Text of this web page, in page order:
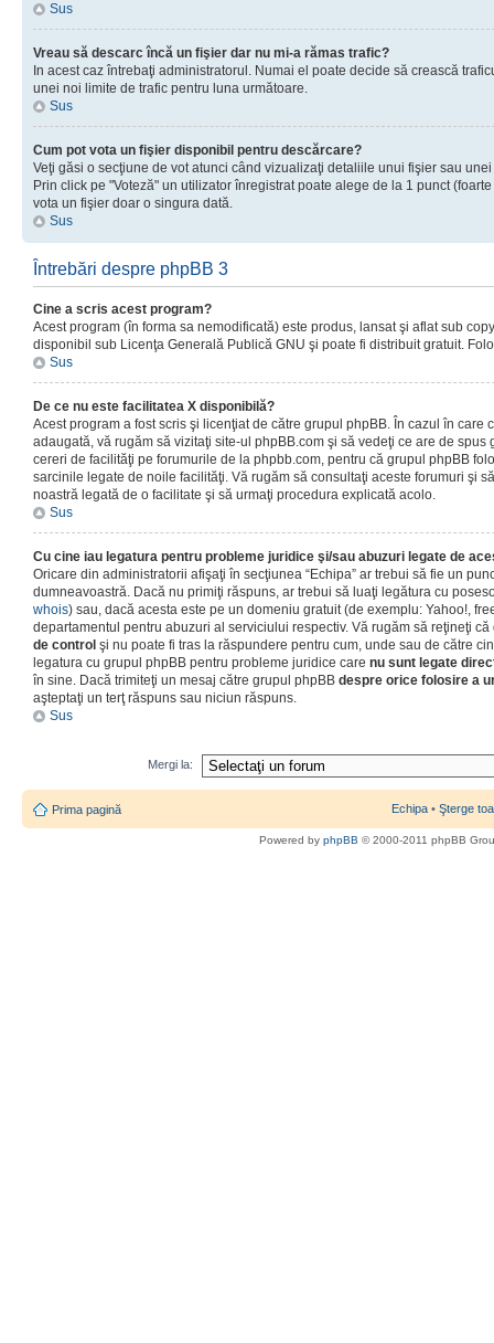
Sus
Vreau să descarc încă un fişier dar nu mi-a rămas trafic?
In acest caz întrebaţi administratorul. Numai el poate decide să crească
unei noi limite de trafic pentru luna următoare.
Sus
Cum pot vota un fişier disponibil pentru descărcare?
Veţi găsi o secţiune de vot atunci când vizualizaţi detaliile unui fişier sau
Prin click pe "Voteză" un utilizator înregistrat poate alege de la 1 punct
vota un fişier doar o singura dată.
Sus
Întrebări despre phpBB 3
Cine a scris acest program?
Acest program (în forma sa nemodificată) este produs, lansat şi aflat sub
disponibil sub Licenţa Generală Publică GNU şi poate fi distribuit gratuit.
Sus
De ce nu este facilitatea X disponibilă?
Acest program a fost scris şi licenţiat de către grupul phpBB. În cazul în care
adaugată, vă rugăm să vizitaţi site-ul phpBB.com şi să vedeţi ce are de
cereri de facilităţi pe forumurile de la phpbb.com, pentru că grupul phpBB
sarcinile legate de noile facilităţi. Vă rugăm să consultaţi aceste forumuri şi
noastră legată de o facilitate şi să urmaţi procedura explicată acolo.
Sus
Cu cine iau legatura pentru probleme juridice şi/sau abuzuri legate de
Oricare din administratorii afişaţi în secţiunea “Echipa” ar trebui să fie un
dumneavoastră. Dacă nu primiţi răspuns, ar trebui să luaţi legătura cu
whois) sau, dacă acesta este pe un domeniu gratuit (de exemplu: Yahoo!,
departamentul pentru abuzuri al serviciului respectiv. Vă rugăm să reţineţi
de control şi nu poate fi tras la răspundere pentru cum, unde sau de către
legatura cu grupul phpBB pentru probleme juridice care nu sunt legate
în sine. Dacă trimiteţi un mesaj către grupul phpBB despre orice folosire a
aşteptaţi un terţ răspuns sau niciun răspuns.
Sus
Mergi la:
Prima pagină Echipa • Şterge
Powered by phpBB © 2000-2011 phpBB